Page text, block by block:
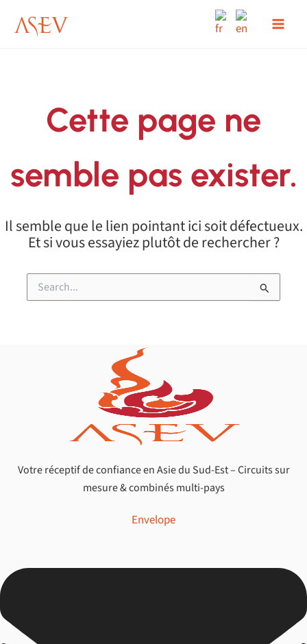
Cette page ne
semble pas exister.
Il semble que le lien pointant ici soit défectueux.
Et si vous essayiez plutôt de rechercher ?
Rechercher :
Votre réceptif de confiance en Asie du Sud-Est – Circuits sur
mesure & combinés multi-pays
Envelope